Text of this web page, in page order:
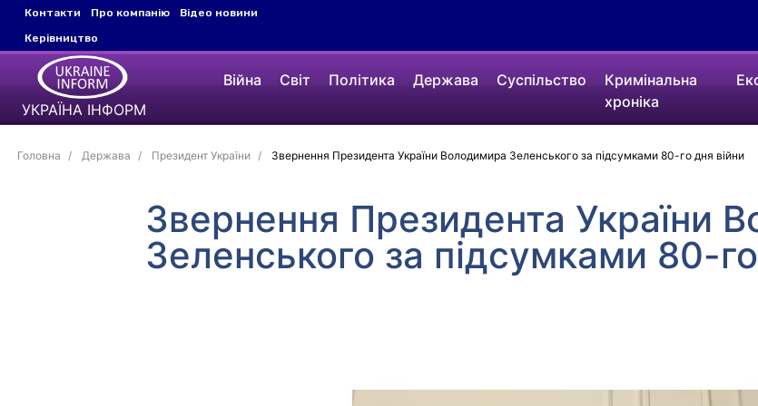
Контакти Про компанію
Відео новини
Керівництво
УКРАЇНА ІНФОРМ
Війна Світ Політика Держава Суспільство
Кримінальна
хроніка
Головна Держава Президент України Звернення Президента України Володимира Зеленського за підсумками 80-го дня війни
Звернення Президента України
Зеленського за підсумками 80-